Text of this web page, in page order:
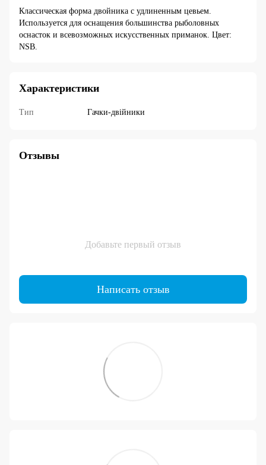
Классическая форма двойника c удлиненным цевьем.
Используется для оснащения большинства рыболовных
оснасток и всевозможных искусственных приманок. Цвет:
NSB.
Характеристики
Тип Гачки-двійники
Отзывы
Добавьте первый отзыв
Написать отзыв